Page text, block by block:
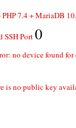
7.4 + MariaDB
SSH Port0
no device found for
is no public key